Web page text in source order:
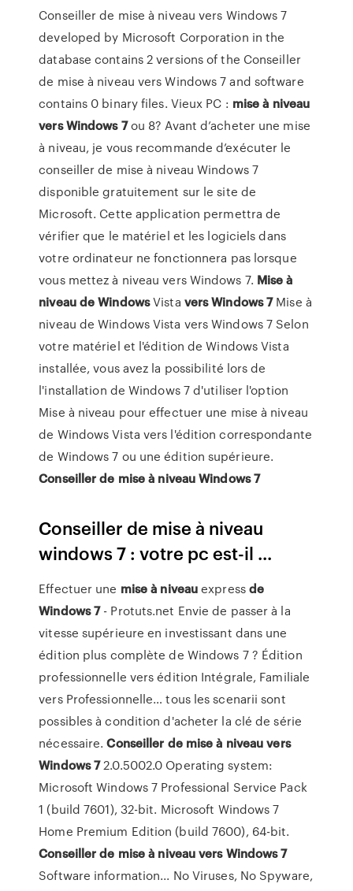
Conseiller de mise à niveau vers Windows 7
developed by Microsoft Corporation in the
database contains 2 versions of the Conseiller
de mise à niveau vers Windows 7 and software
contains 0 binary files. Vieux PC : mise à niveau
vers Windows 7ou 8? Avant d’acheter une mise
à niveau, je vous recommande d’exécuter le
conseiller de mise à niveau Windows 7
disponible gratuitement sur le site de
Microsoft. Cette application permettra de
vérifier que le matériel et les logiciels dans
votre ordinateur ne fonctionnera pas lorsque
vous mettez à niveau vers Windows 7. Mise à
niveaude WindowsVista versWindows7Mise à
niveau de Windows Vista vers Windows 7 Selon
votre matériel et l'édition de Windows Vista
installée, vous avez la possibilité lors de
l'installation de Windows 7 d'utiliser l'option
Mise à niveau pour effectuer une mise à niveau
de Windows Vista vers l'édition correspondante
de Windows 7 ou une édition supérieure.
Conseiller de mise à niveauWindows7
Conseiller de mise à niveau
windows 7 : votre pc est-il ...
Effectuer une miseà niveauexpressde
Windows7- Protuts.net Envie de passer à la
vitesse supérieure en investissant dans une
édition plus complète de Windows 7 ? Édition
professionnelle vers édition Intégrale, Familiale
vers Professionnelle… tous les scenarii sont
possibles à condition d'acheter la clé de série
nécessaire.Conseiller de mise à niveau vers
Windows72.0.5002.0 Operating system:
Microsoft Windows 7 Professional Service Pack
1 (build 7601), 32-bit. Microsoft Windows 7
Home Premium Edition (build 7600), 64-bit.
Conseiller de mise à niveauvers Windows7
Software information... No Viruses, No Spyware,